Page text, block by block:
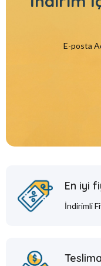
E-posta
En iyi
İndirimli